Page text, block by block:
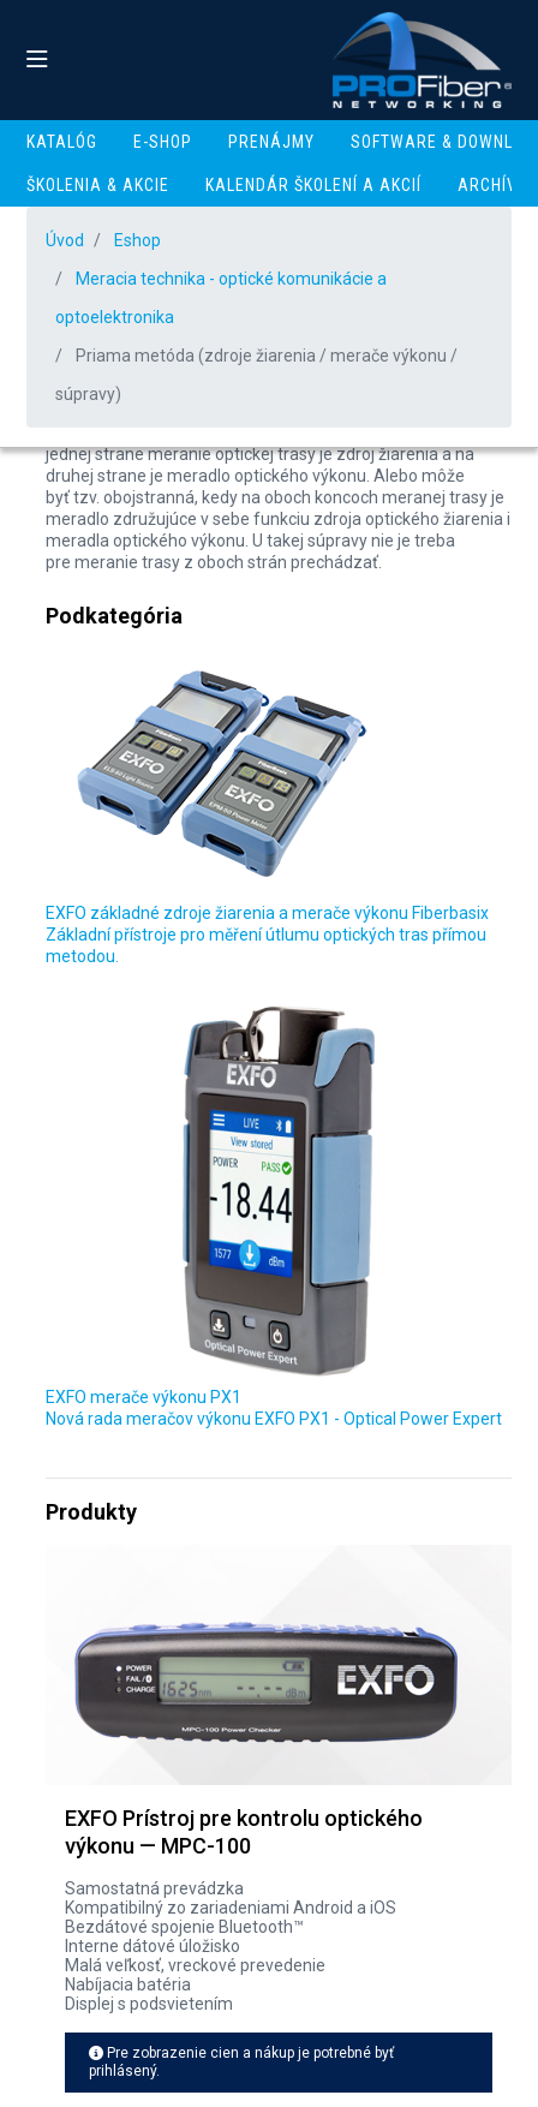
KATALÓG E-SHOP PRENÁJMY SOFTWARE &
ŠKOLENIA & AKCIE KALENDÁR ŠKOLENÍ A AKCIÍ ARCHÍV
Úvod
Eshop
Meracia technika - optické komunikácie a
optoelektronika
Priama metóda (zdroje žiarenia / merače výkonu /
súpravy)
Priama metóda (zdroje
žiarenia / merače
výkonu / súpravy)
Priama metóda je základné meradlo (meracia súprava)
pre overenie kvality vybudovanej optickej trasy ako je útlm,
jednej strane meranie optickej trasy je zdroj žiarenia a na
druhej strane je meradlo optického výkonu. Alebo môže
byť tzv. obojstranná, kedy na oboch koncoch meranej trasy je
meradlo združujúce v sebe funkciu zdroja optického žiarenia i
meradla optického výkonu. U takej súpravy nie je treba
pre meranie trasy z oboch strán prechádzať.
Podkategória
EXFO základné zdroje žiarenia a merače výkonu Fiberbasix
Základní přístroje pro měření útlumu optických tras přímou
metodou.
EXFO merače výkonu PX1
Nová rada meračov výkonu EXFO PX1 - Optical Power Expert
Produkty
EXFO Prístroj pre kontrolu optického
výkonu — MPC-100
Samostatná prevádzka
Kompatibilný zo zariadeniami Android a iOS
Bezdátové spojenie Bluetooth™
Interne dátové úložisko
Malá veľkosť, vreckové prevedenie
Nabíjacia batéria
Displej s podsvietením
Pre zobrazenie cien a nákup je potrebné byť
prihlásený.